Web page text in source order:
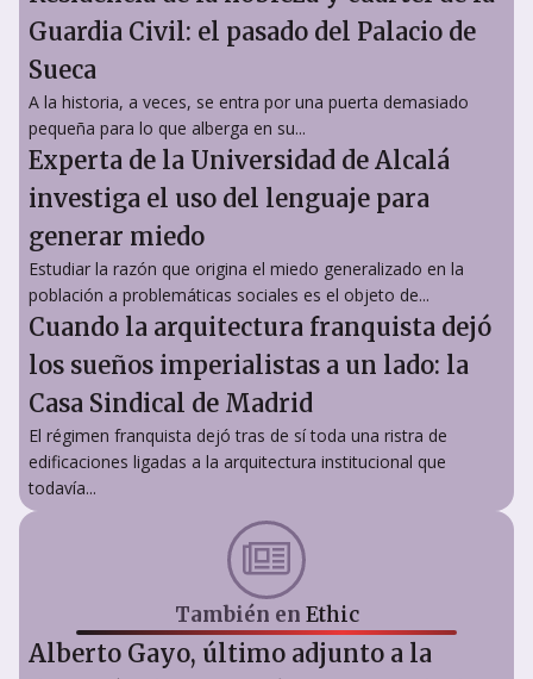
Guardia Civil: el pasado del Palacio de
Sueca
A la historia, a veces, se entra por una puerta demasiado
pequeña para lo que alberga en su...
Experta de la Universidad de Alcalá
investiga el uso del lenguaje para
generar miedo
Estudiar la razón que origina el miedo generalizado en la
población a problemáticas sociales es el objeto de...
Cuando la arquitectura franquista dejó
los sueños imperialistas a un lado: la
Casa Sindical de Madrid
El régimen franquista dejó tras de sí toda una ristra de
edificaciones ligadas a la arquitectura institucional que
todavía...
También en Ethic
Alberto Gayo, último adjunto a la